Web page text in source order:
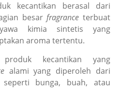
kecantikan berasal dari
besarfragrance terbuat
kimia sintetis yang
aroma tertentu.
kecantikan yang
alami yang diperoleh dari
seperti bunga, buah, atau